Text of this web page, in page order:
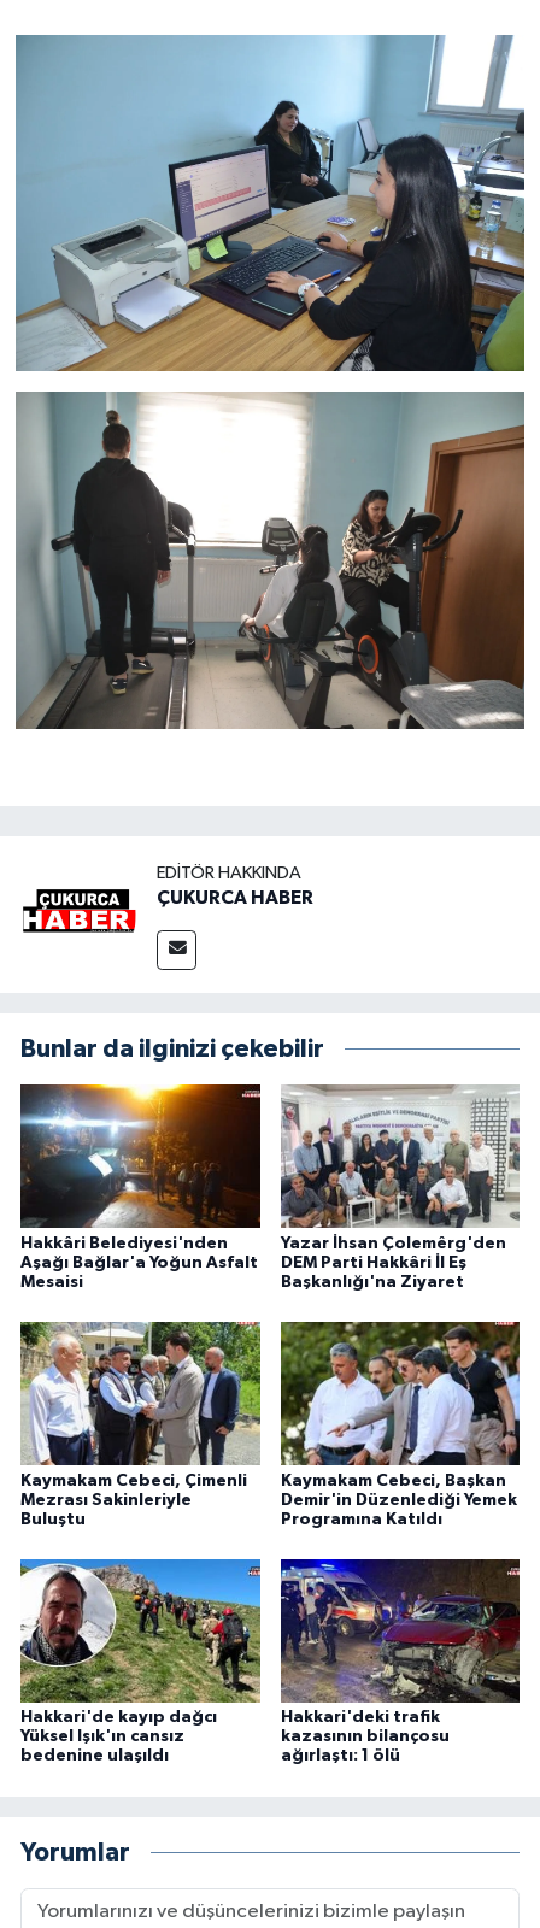
EDITÖR HAKKINDA
ÇUKURCA HABER
Bunlar da ilginizi çekebilir
Hakkâri Belediyesi'nden
Aşağı Bağlar'a Yoğun Asfalt
Mesaisi
Yazar İhsan Çolemêrg'den
DEM Parti Hakkâri İl Eş
Başkanlığı'na Ziyaret
Kaymakam Cebeci, Çimenli
Mezrası Sakinleriyle
Buluştu
Kaymakam Cebeci, Başkan
Demir'in Düzenlediği Yemek
Programına Katıldı
Hakkari'de kayıp dağcı
Yüksel Işık'ın cansız
bedenine ulaşıldı
Hakkari'deki trafik
kazasının bilançosu
ağırlaştı: 1 ölü
Yorumlar